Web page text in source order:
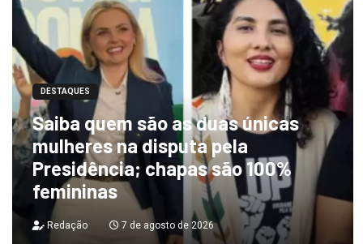
DESTAQUES
Saiba quem são as duas únicas
mulheres na disputa pela
Presidência; chapas são 100%
femininas
Redação 7 de agosto de 2026